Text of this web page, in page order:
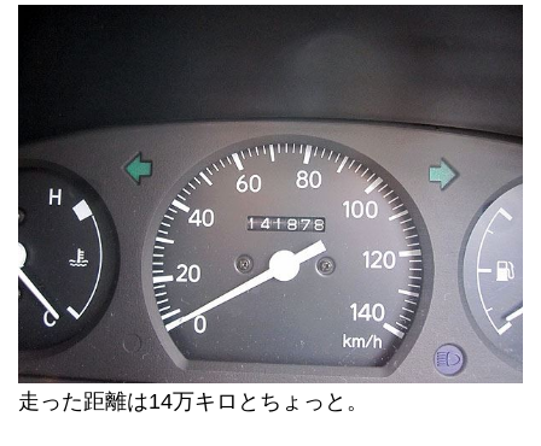
走った距離は14万キロとちょっと。